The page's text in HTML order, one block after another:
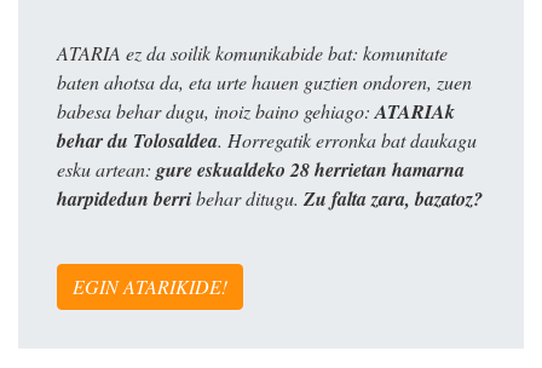
ATARIA ez da soilik komunikabide bat: komunitate
baten ahotsa da, eta urte hauen guztien ondoren, zuen
babesa behar dugu, inoiz baino gehiago: ATARIAk
behar du Tolosaldea. Horregatik erronka bat daukagu
esku artean: gure eskualdeko 28 herrietan hamarna
harpidedun berribehar ditugu. Zu falta zara, bazatoz?
EGIN ATARIKIDE!